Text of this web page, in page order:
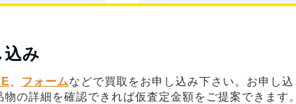
込み
フォームなどで買取をお申し込み下さい。お申し込
物の詳細を確認できれば仮査定金額をご提案できます。